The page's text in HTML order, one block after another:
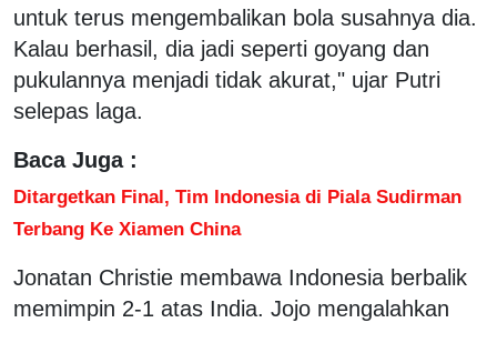
untuk terus mengembalikan bola susahnya dia.
Kalau berhasil, dia jadi seperti goyang dan
pukulannya menjadi tidak akurat," ujar Putri
selepas laga.
Baca Juga :
Ditargetkan Final, Tim Indonesia di Piala Sudirman
Terbang Ke Xiamen China
Jonatan Christie membawa Indonesia berbalik
memimpin 2-1 atas India. Jojo mengalahkan